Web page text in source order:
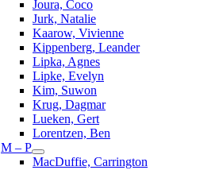
Joura, Coco
Jurk, Natalie
Kaarow, Vivienne
Kippenberg, Leander
Lipka, Agnes
Lipke, Evelyn
Kim, Suwon
Krug, Dagmar
Lueken, Gert
Lorentzen, Ben
M – P
MacDuffie, Carrington